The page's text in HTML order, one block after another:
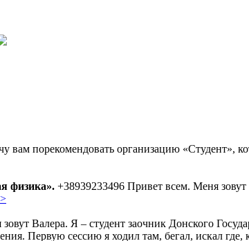
вам порекомендовать организацию «Студент»,
физика». +38939233496 Привет всем. Меня
Валера. Я – студент заочник Донского
Первую сессию я ходил там, бегал, искал где,